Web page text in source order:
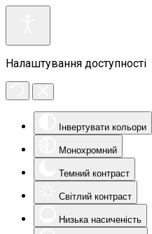
Налаштування доступності
Інвертувати кольори
Монохромний
Темний контраст
Світлий контраст
Низька насиченість